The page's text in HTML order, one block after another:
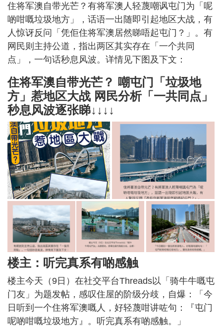
住将军澳自带光芒？有将军澳人轻蔑嘲讽屯门为「呢
啲咁嘅垃圾地方」，话语一出随即引起地区大战，有
人惊讶反问「凭佢住将军澳居然睇唔起屯门？」。有
网民则主持公道，指出两区其实存在「一个共同
点」，一句话秒息风波。详情见下图及下文：
住将军澳自带光芒？ 嘲屯门「垃圾地
方」惹地区大战 网民分析「一共同点」
秒息风波逐张睇↓↓↓↓
楼主：听完真系有啲感触
楼主今天（9日）在社交平台Threads以「骑牛牛嘅屯
门友」为题发帖，感叹住屋的阶级分歧，自爆：「今
日听到一个住将军澳嘅人，好轻蔑咁讲咗句：『屯门
呢啲咁嘅垃圾地方』。听完真系有啲感触。」